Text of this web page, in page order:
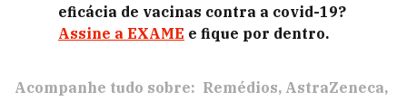
eficácia de vacinas contra a covid-19?
Assine a EXAME e fique por dentro.
Acompanhe tudo sobre: Remédios AstraZeneca